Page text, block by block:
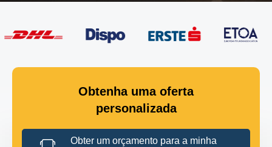
Obtenha uma oferta
personalizada
Obter um orçamento para a minha